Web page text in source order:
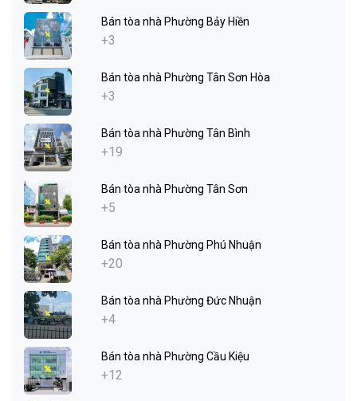
Bán tòa nhà Phường Bảy Hiền
+3
Bán tòa nhà Phường Tân Sơn Hòa
+3
Bán tòa nhà Phường Tân Bình
+19
Bán tòa nhà Phường Tân Sơn
+5
Bán tòa nhà Phường Phú Nhuận
+20
Bán tòa nhà Phường Đức Nhuận
+4
Bán tòa nhà Phường Cầu Kiệu
+12